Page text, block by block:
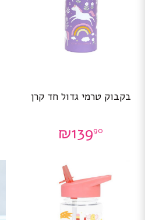
בקבוק טרמי גדול חד קרן
₪13990